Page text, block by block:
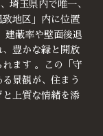
埼玉県内で唯一、
致地区」内に位置
建蔽率や壁面後退
豊かな緑と開放
ます 。この「守
景観が、住まう
上質な情緒を添